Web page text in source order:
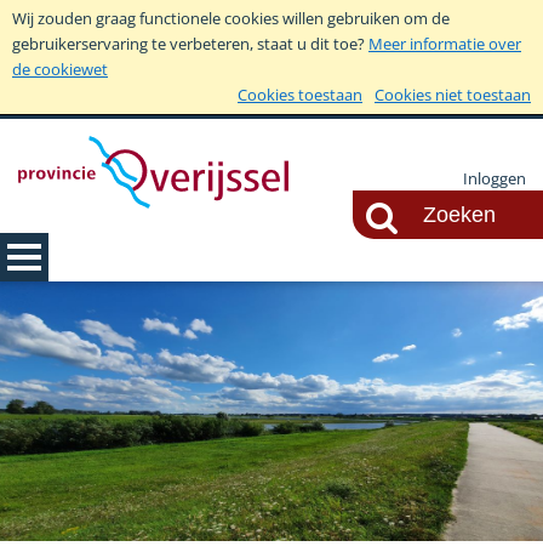
Wij zouden graag functionele cookies willen gebruiken om de
gebruikerservaring te verbeteren, staat u dit toe? Meer informatie over
de cookiewet
Cookies toestaan
Cookies niet toestaan
Inloggen